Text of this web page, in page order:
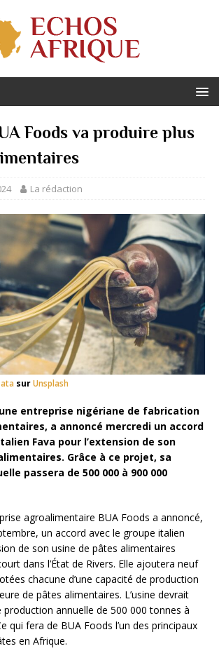
Foods va produire plus
La rédaction
surUnsplash
une entreprise nigériane de fabrication
a annoncé mercredi un accord
Fava pour l’extension de son
Grâce à ce projet, sa
passera de 500 000 à 900 000
agroalimentaire BUA Foods a annoncé,
un accord avec le groupe italien
de son usine de pâtes alimentaires
dans l’État de Rivers. Elle ajoutera neuf
chacune d’une capacité de production
de pâtes alimentaires. L’usine devrait
production annuelle de 500 000 tonnes à
qui fera de BUA Foods l’un des principaux
en Afrique.